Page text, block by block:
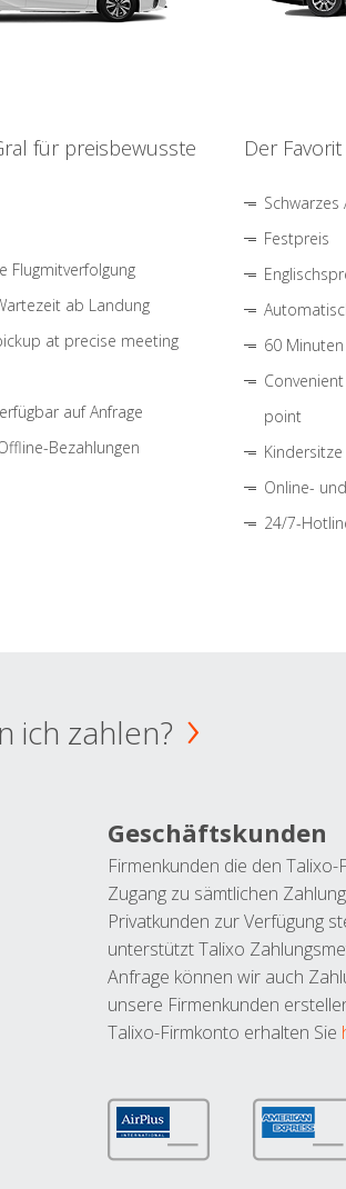
für preisbewusste
Flugmitverfolgung
ab Landung
at precise meeting
auf Anfrage
Bezahlungen
Der
Festpreis
60
point
Online-
24/7-
ich zahlen?
Geschäftskunden
Firmenkunden die den
Zugang zu sämtlichen
Privatkunden zur Verfügung
unterstützt Talixo
Anfrage können wir auch
unsere Firmenkunden
Talixo-Firmkonto erhalten Sie